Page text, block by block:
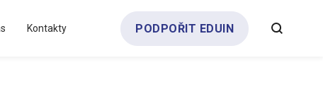
Kontakty PODPOŘIT EDUIN